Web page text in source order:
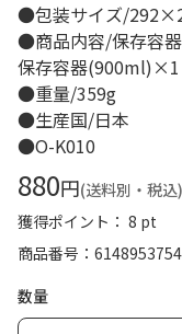
●包装サイズ/
●商品内容/保存容
保存容器
●重量/359g
●生産国/日本
●O-K010
880円(送料別・税込)
獲得ポイント： 8 pt
商品番号
6148953754
数量